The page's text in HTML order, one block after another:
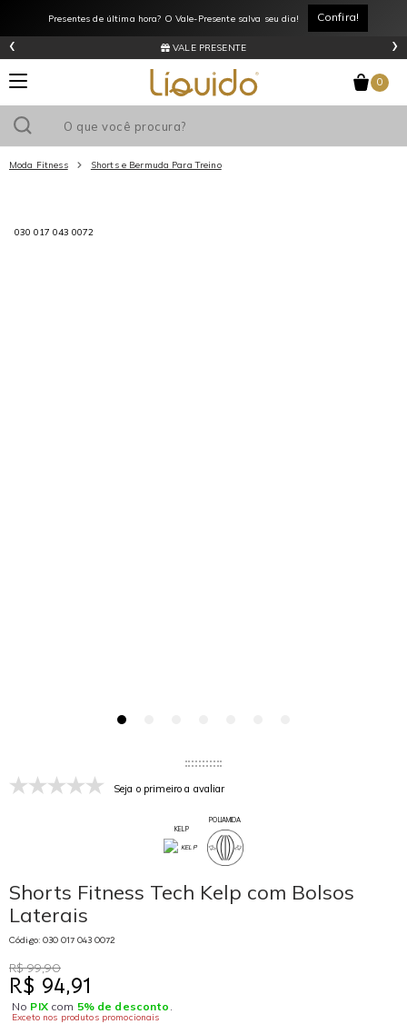
Presentes de última hora? O Vale-Presente salva seu dia! Confira!
VALE PRESENTE
‹ ›
0
Moda Fitness Shorts e Bermuda Para Treino
030 017 043 0072
Seja o primeiro a avaliar
KELP
POLIAMIDA
Shorts Fitness Tech Kelp com Bolsos
Laterais
Código: 030 017 043 0072
R$ 99,90
R$ 94,91
No PIXcom 5% de desconto .
Exceto nos produtos promocionais